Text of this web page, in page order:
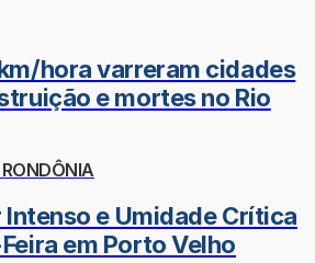
hora varreram cidades
e mortes no Rio
e Umidade Crítica
em Porto Velho